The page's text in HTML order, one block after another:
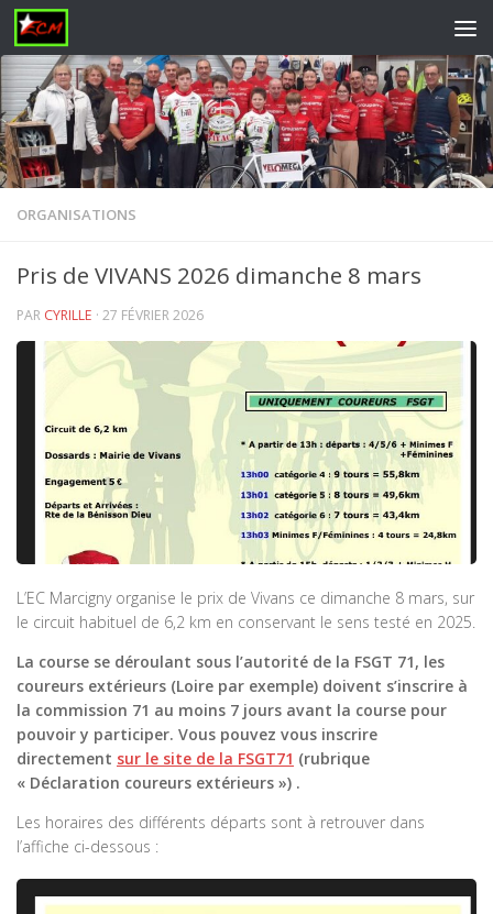
Skip to content
ORGANISATIONS
Pris de VIVANS 2026 dimanche 8 mars
PAR CYRILLE · 27 FÉVRIER 2026
L’EC Marcigny organise le prix de Vivans ce dimanche 8 mars, sur
le circuit habituel de 6,2 km en conservant le sens testé en 2025.
La course se déroulant sous l’autorité de la FSGT 71, les
coureurs extérieurs (Loire par exemple) doivent s’inscrire à
la commission 71 au moins 7 jours avant la course pour
pouvoir y participer. Vous pouvez vous inscrire
directement sur le site de la FSGT71 (rubrique
« Déclaration coureurs extérieurs ») .
Les horaires des différents départs sont à retrouver dans
l’affiche ci-dessous :